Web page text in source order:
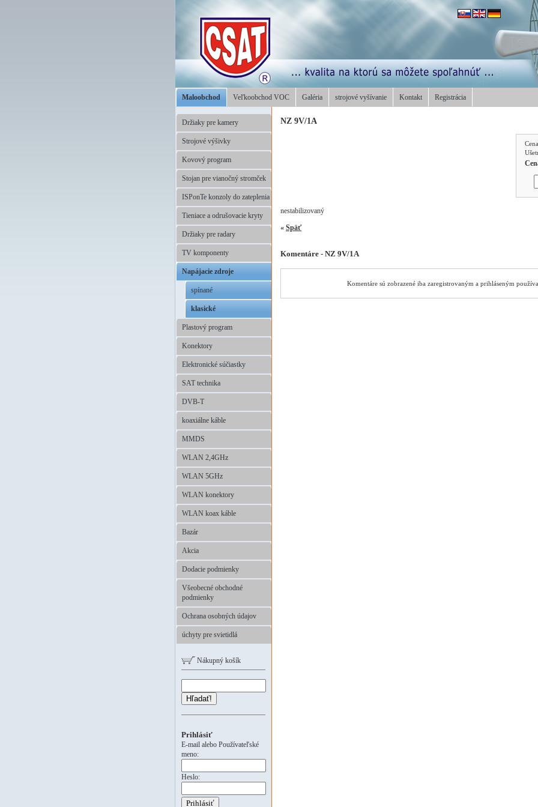
Maloobchod Veľkoobchod VOC Galéria strojové vyšívanie Kontakt Registrácia
Držiaky pre kamery
Strojové výšivky
Kovový program
Stojan pre vianočný stromček
ISPonTe konzoly do zateplenia
Tieniace a odrušovacie kryty
Držiaky pre radary
TV komponenty
Napájacie zdroje
spínané
klasické
Plastový program
Konektory
Elektronické súčiastky
SAT technika
DVB-T
koaxiálne káble
MMDS
WLAN 2,4GHz
WLAN 5GHz
WLAN konektory
WLAN koax káble
Bazár
Akcia
Dodacie podmienky
Všeobecné obchodné
podmienky
Ochrana osobných údajov
úchyty pre svietidlá
Nákupný košík
Hľadať!
Prihlásiť
E-mail alebo Používateľské
meno:
Heslo:
NZ 9V/1A
nestabilizovaný
« Späť
Komentáre - NZ 9V/1A
Komentáre sú zobrazené iba zaregistrovaným a prihláseným